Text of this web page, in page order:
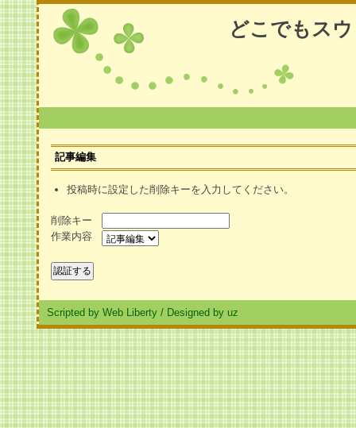
どこでもス
記事編集
投稿時に設定した削除キーを入力してください。
削除キー
作業内容
Scripted by Web Liberty / Designed by uz